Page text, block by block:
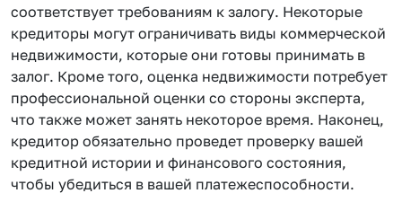
соответствует требованиям к залогу. Некоторые
кредиторы могут ограничивать виды коммерческой
недвижимости, которые они готовы принимать в
залог. Кроме того, оценка недвижимости потребует
профессиональной оценки со стороны эксперта,
что также может занять некоторое время. Наконец,
кредитор обязательно проведет проверку вашей
кредитной истории и финансового состояния,
чтобы убедиться в вашей платежеспособности.